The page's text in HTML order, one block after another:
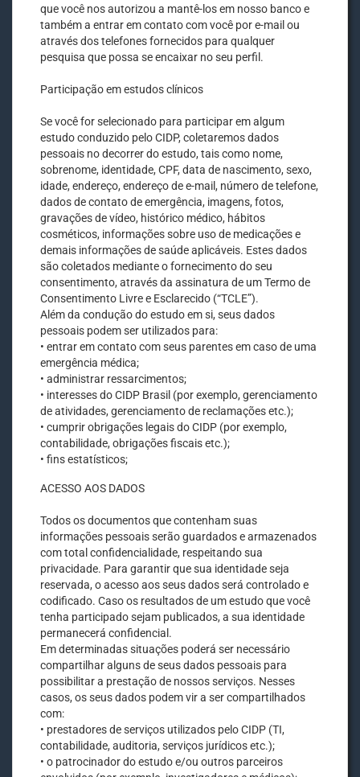
que você nos autorizou a mantê-los em nosso banco e
também a entrar em contato com você por e-mail ou
através dos telefones fornecidos para qualquer
pesquisa que possa se encaixar no seu perfil.
Participação em estudos clínicos
Se você for selecionado para participar em algum
estudo conduzido pelo CIDP, coletaremos dados
pessoais no decorrer do estudo, tais como nome,
sobrenome, identidade, CPF, data de nascimento, sexo,
idade, endereço, endereço de e-mail, número de telefone,
dados de contato de emergência, imagens, fotos,
gravações de vídeo, histórico médico, hábitos
cosméticos, informações sobre uso de medicações e
demais informações de saúde aplicáveis. Estes dados
são coletados mediante o fornecimento do seu
consentimento, através da assinatura de um Termo de
Consentimento Livre e Esclarecido (“TCLE”).
Além da condução do estudo em si, seus dados
pessoais podem ser utilizados para:
• entrar em contato com seus parentes em caso de uma
emergência médica;
• administrar ressarcimentos;
• interesses do CIDP Brasil (por exemplo, gerenciamento
de atividades, gerenciamento de reclamações etc.);
• cumprir obrigações legais do CIDP (por exemplo,
contabilidade, obrigações fiscais etc.);
• fins estatísticos;
ACESSO AOS DADOS
Todos os documentos que contenham suas
informações pessoais serão guardados e armazenados
com total confidencialidade, respeitando sua
privacidade. Para garantir que sua identidade seja
reservada, o acesso aos seus dados será controlado e
codificado. Caso os resultados de um estudo que você
tenha participado sejam publicados, a sua identidade
permanecerá confidencial.
Em determinadas situações poderá ser necessário
compartilhar alguns de seus dados pessoais para
possibilitar a prestação de nossos serviços. Nesses
casos, os seus dados podem vir a ser compartilhados
com:
• prestadores de serviços utilizados pelo CIDP (TI,
contabilidade, auditoria, serviços jurídicos etc.);
• o patrocinador do estudo e/ou outros parceiros